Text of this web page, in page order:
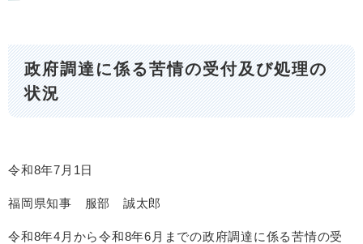
政府調達に係る苦情の受付及び処理の
状況
令和8年7月1日
福岡県知事 服部 誠太郎
令和8年4月から令和8年6月までの政府調達に係る苦情の受